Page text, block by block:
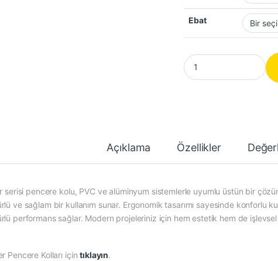
Ebat
Safir PVC Alüminyum
Açıklama Özellikler
serisi pencere kolu, PVC ve alüminyum sistemlerle uyumlu üstün bir
ve sağlam bir kullanım sunar. Ergonomik tasarımı sayesinde konforlu
performans sağlar. Modern projeleriniz için hem estetik hem de
Pencere Kolları içintıklayın.